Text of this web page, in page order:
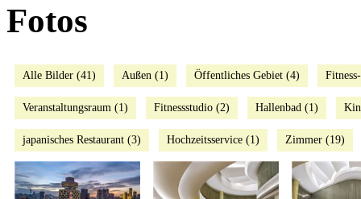
Fotos
Alle Bilder (41) Außen (1) Öffentliches Gebiet (4)
Veranstaltungsraum (1) Fitnessstudio (2) Hallenbad (1)
japanisches Restaurant (3) Hochzeitsservice (1) Zimmer (19)